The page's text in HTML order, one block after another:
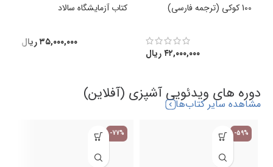
100 کوکی (ترجمه فارسی)
۴۲,۰۰۰,۰۰۰ریال
کتاب آزمایشگاه سالاد
۳۵,۰۰۰,۰۰۰ریال
دوره های ویدئویی آشپزی (آفلاین)
مشاهده سایر کتاب‌ها
-59%
-77%